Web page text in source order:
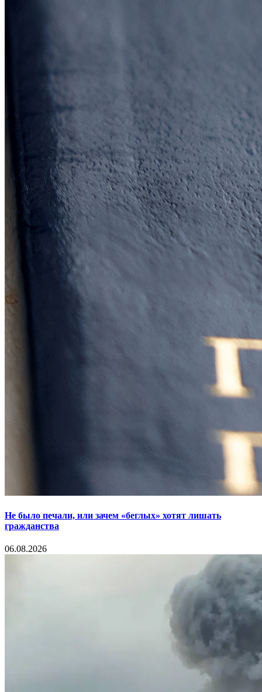
Не было печали, или зачем «беглых» хотят лишать
гражданства
06.08.2026